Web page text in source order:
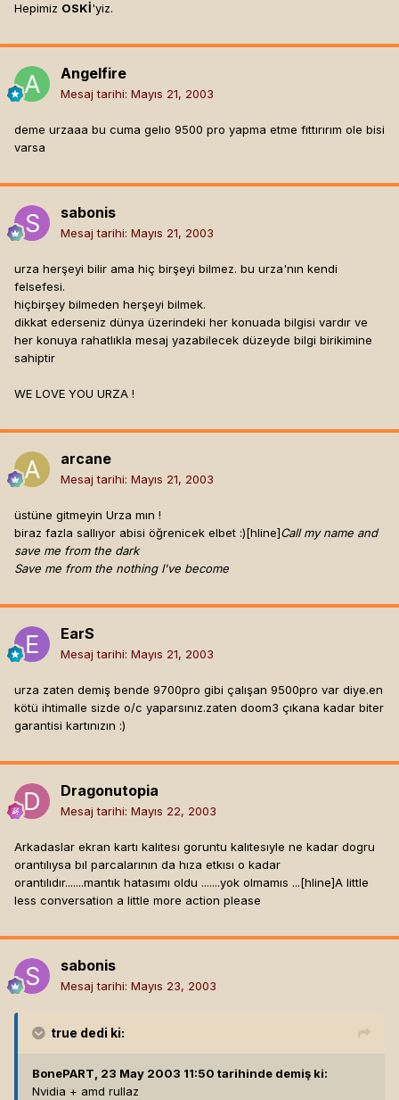
Hepimiz OSKİ'yiz.
Angelfire
Mesaj tarihi: Mayıs 21, 2003
deme urzaaa bu cuma gelıo 9500 pro yapma etme fıttırırım ole bisi
varsa
sabonis
Mesaj tarihi: Mayıs 21, 2003
urza herşeyi bilir ama hiç birşeyi bilmez. bu urza'nın kendi
felsefesi.
hiçbirşey bilmeden herşeyi bilmek.
dikkat ederseniz dünya üzerindeki her konuada bilgisi vardır ve
her konuya rahatlıkla mesaj yazabilecek düzeyde bilgi birikimine
sahiptir
WE LOVE YOU URZA !
arcane
Mesaj tarihi: Mayıs 21, 2003
üstüne gitmeyin Urza mın !
biraz fazla sallıyor abisi öğrenicek elbet :)[hline]Call my name and
save me from the dark
Save me from the nothing I've become
EarS
Mesaj tarihi: Mayıs 21, 2003
urza zaten demiş bende 9700pro gibi çalışan 9500pro var diye.en
kötü ihtimalle sizde o/c yaparsınız.zaten doom3 çıkana kadar biter
garantisi kartınızın :)
Dragonutopia
Mesaj tarihi: Mayıs 22, 2003
Arkadaslar ekran kartı kalıtesı goruntu kalıtesıyle ne kadar dogru
orantılıysa bıl parcalarının da hıza etkısı o kadar
orantılıdır.......mantık hatasımı oldu .......yok olmamıs ...[hline]A little
less conversation a little more action please
sabonis
Mesaj tarihi: Mayıs 23, 2003
true dedi ki:
BonePART, 23 May 2003 11:50 tarihinde demiş ki:
Nvidia + amd rullaz